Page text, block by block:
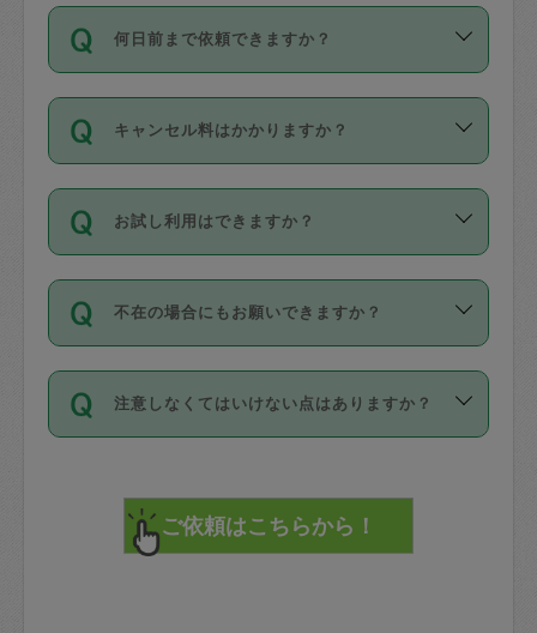
時間も被らない場合、損害保険の対象外
社員など様々なバックグラウンドの方が
登録しています。
日本語も話せる方など様々です。
ールに記載していますので、各自の得意
を依頼してください。
確認しています。タスカジさんトレーニ
ング動画を使ったセルフトレーニングの
現場トライアルを受け、合格したタスカ
ジさんが活動されています。
※テストセンターの講評は１件目のレビュ
参考
【詳細】タスカジさんの登録に際
依頼者とタスカジさんとの間でタスカジ
を通して成立した作業時間内での作業に
適用されます。作業範囲は、掃除、洗
です。作業中に物を壊したり、人にけが
をさせたりした場合が対象で、補償金額
す。
写真を撮り、
詳細FAQ：
損害賠償保険について教えて
何日前まで依頼できますか？
ご依頼は、現在を起点に3日後（72時間
以降）の日時から受付可能となっていま
す。
タスカジさんへ「募集」をかけることが
可能です。
キャンセル料はかかりますか？
キャンセル料には、以下の2種類がありま
す。
1. 直前キャンセル（定期、スポット契約
共通）
72時間を超える※と、以下のキャンセル
料が発生します。
直前キャンセル料：
72時間前〜24時間前＝依頼料金の50%
お試し利用はできますか？
「お試し利用」というメニューはありま
せんが、「一回のみ」依頼を活用するこ
とによって、気に入ったタスカジさんを
まず、条件の合う気になるタスカジさ
みてください。
その後、一番気に入ったタスカジさんに
不在の場合にもお願いできますか？
不在の場合の作業はタスカジさんの同意
が必要です。数回の依頼ののち、タスカ
ジさんと依頼者の間で十分な信頼関係が
てください。
不在時に部屋に入るためにタスカジさん
注意しなくてはいけない点はありますか？
で、必ず鍵のかかるロッカーや金庫に入
れて依頼者の責任の元管理するよう心掛
けてください。